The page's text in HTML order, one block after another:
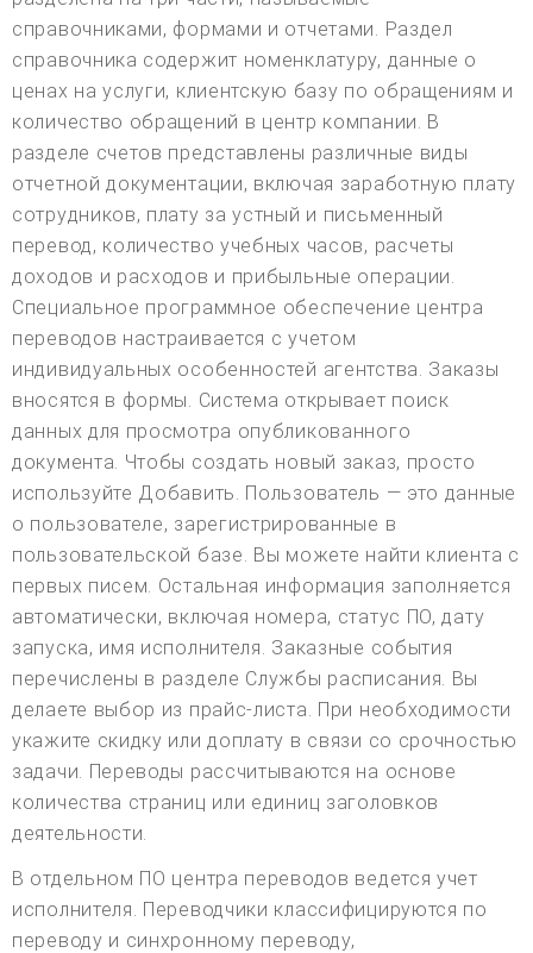
справочниками, формами и отчетами. Раздел
справочника содержит номенклатуру, данные о
ценах на услуги, клиентскую базу по обращениям и
количество обращений в центр компании. В
разделе счетов представлены различные виды
отчетной документации, включая заработную плату
сотрудников, плату за устный и письменный
перевод, количество учебных часов, расчеты
доходов и расходов и прибыльные операции.
Специальное программное обеспечение центра
переводов настраивается с учетом
индивидуальных особенностей агентства. Заказы
вносятся в формы. Система открывает поиск
данных для просмотра опубликованного
документа. Чтобы создать новый заказ, просто
используйте Добавить. Пользователь — это данные
о пользователе, зарегистрированные в
пользовательской базе. Вы можете найти клиента с
первых писем. Остальная информация заполняется
автоматически, включая номера, статус ПО, дату
запуска, имя исполнителя. Заказные события
перечислены в разделе Службы расписания. Вы
делаете выбор из прайс-листа. При необходимости
укажите скидку или доплату в связи со срочностью
задачи. Переводы рассчитываются на основе
количества страниц или единиц заголовков
деятельности.
В отдельном ПО центра переводов ведется учет
исполнителя. Переводчики классифицируются по
переводу и синхронному переводу,